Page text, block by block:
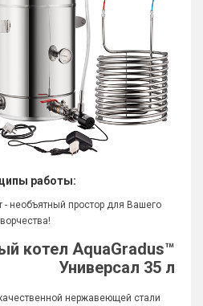
работы:
необъятный простор для Вашего
котел AquaGradus™
Универсал 35 л
нержавеющей стали